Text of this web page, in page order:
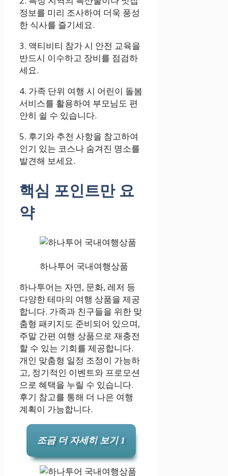
정보를 미리 조사하여 더욱 풍성
한 식사를 즐기세요.
3. 액티비티 참가 시 안전 교육을
반드시 이수하고 장비를 점검하
세요.
4. 가족 단위 여행 시 어린이 돌봄
서비스를 활용하여 부모님도 편
안히 쉴 수 있습니다.
5. 후기와 추천 사항을 참고하여
인기 있는 코스나 숨겨진 명소를
발견해 보세요.
핵심 포인트만 요
약
하나투어 국내여행상품
하나투어는 자연, 문화, 레저 등
다양한 테마의 여행 상품을 제공
합니다. 가족과 친구들을 위한 맞
춤형 패키지도 준비되어 있으며,
주말 간편 여행 상품으로 재충전
할 수 있는 기회를 제공합니다.
개인 맞춤형 일정 조정이 가능하
고, 정기적인 이벤트와 프로모션
으로 혜택을 누릴 수 있습니다.
후기 참고를 통해 더 나은 여행
계획이 가능합니다.
조금 더 자세히 보기 1